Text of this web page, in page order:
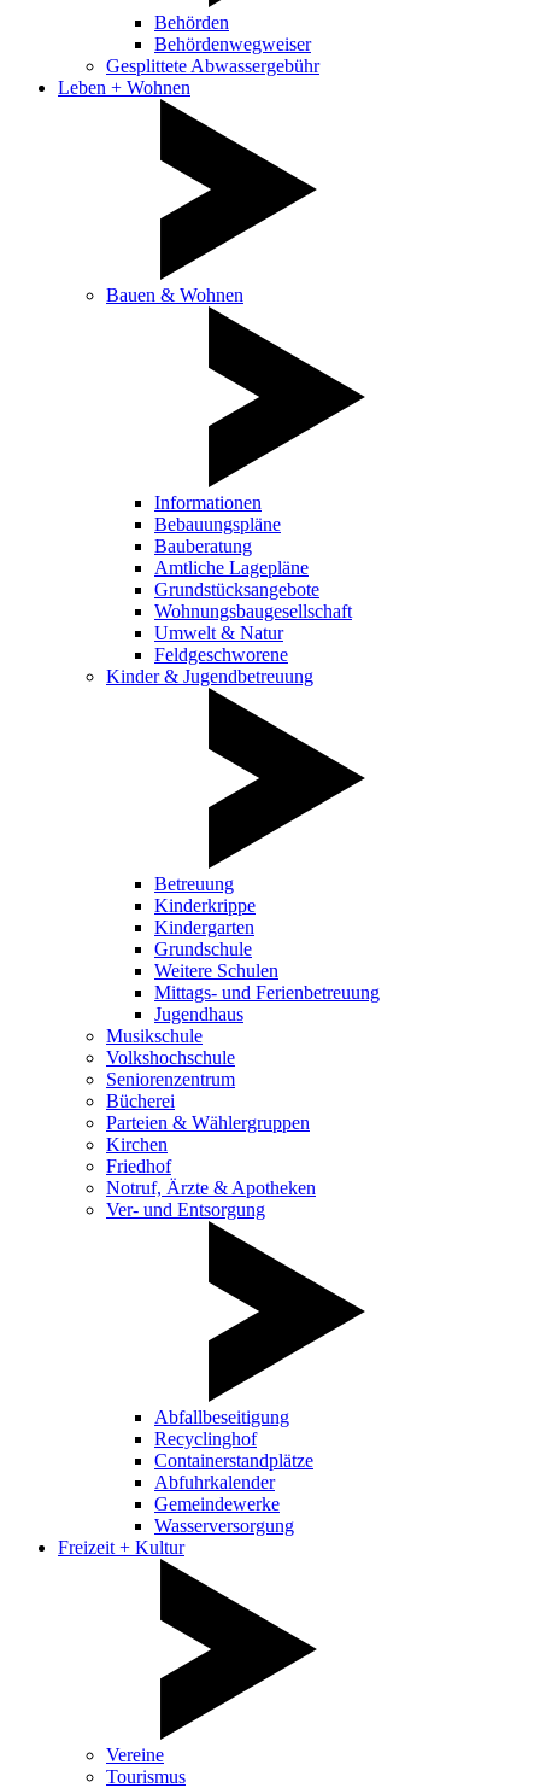
Behörden
Behördenwegweiser
Gesplittete Abwassergebühr
Leben + Wohnen
Bauen & Wohnen
Informationen
Bebauungspläne
Bauberatung
Amtliche Lagepläne
Grundstücksangebote
Wohnungsbaugesellschaft
Umwelt & Natur
Feldgeschworene
Kinder & Jugendbetreuung
Betreuung
Kinderkrippe
Kindergarten
Grundschule
Weitere Schulen
Mittags- und Ferienbetreuung
Jugendhaus
Musikschule
Volkshochschule
Seniorenzentrum
Bücherei
Parteien & Wählergruppen
Kirchen
Friedhof
Notruf, Ärzte & Apotheken
Ver- und Entsorgung
Abfallbeseitigung
Recyclinghof
Containerstandplätze
Abfuhrkalender
Gemeindewerke
Wasserversorgung
Freizeit + Kultur
Vereine
Tourismus